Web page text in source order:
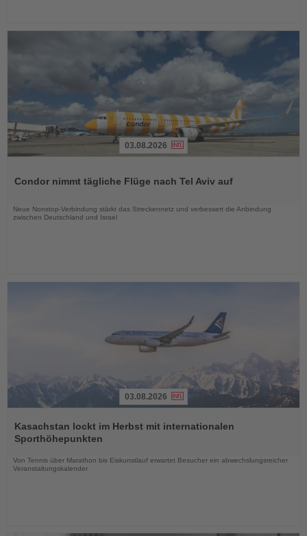
die
03.08.2026
Condor nimmt tägliche Flüge nach Tel Aviv auf
Neue Nonstop-Verbindung stärkt das Streckennetz und verbessert die Anbindung
zwischen Deutschland und Israel
Sie
die
Nachrichten
03.08.2026
Kasachstan lockt im Herbst mit internationalen
Sporthöhepunkten
Von Tennis über Marathon bis Eiskunstlauf erwartet Besucher ein abwechslungsreicher
Veranstaltungskalender